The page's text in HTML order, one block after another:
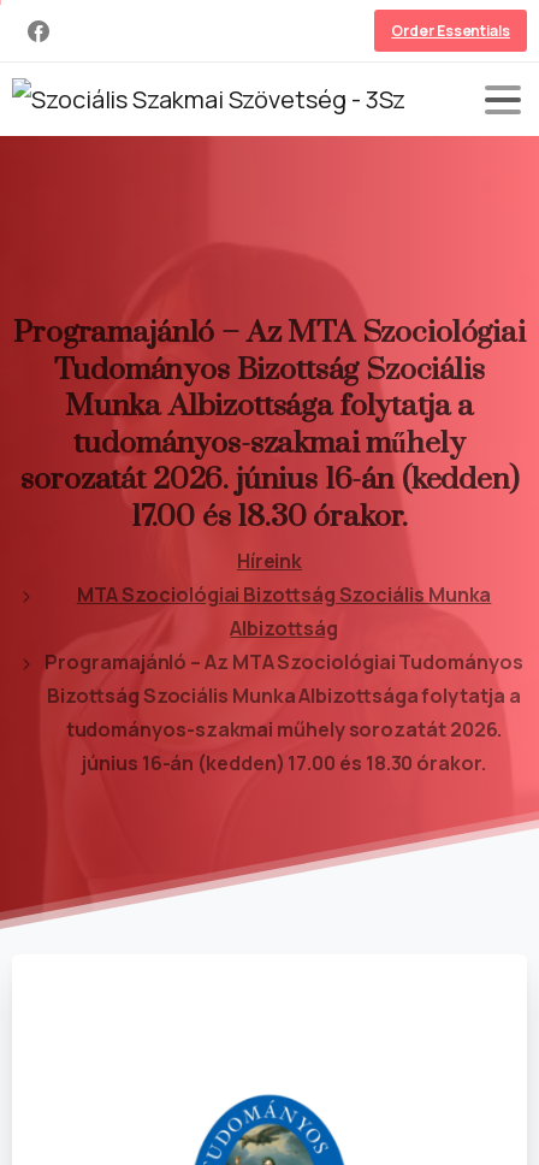
Order Essentials
Programajánló –Az MTA Szociológiai
Tudományos Bizottság Szociális
MunkaAlbizottságafolytatja a
tudományos-szakmaiműhely
sorozatát 2026.június 16-án (kedden)
17.00 és 18.30 órakor.
Híreink
MTA Szociológiai Bizottság Szociális Munka
Albizottság
Programajánló – Az MTA Szociológiai Tudományos
Bizottság Szociális Munka Albizottsága folytatja a
tudományos-szakmai műhely sorozatát 2026.
június 16-án (kedden) 17.00 és 18.30 órakor.